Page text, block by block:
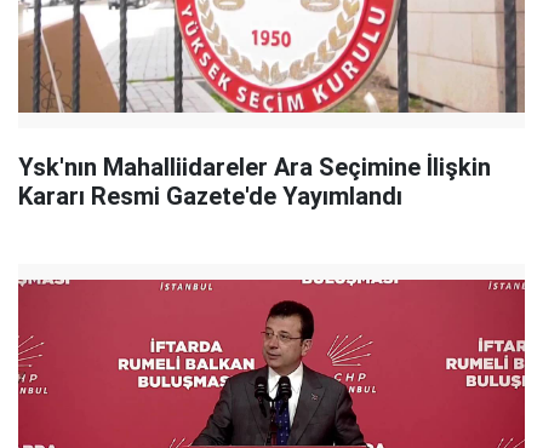
Ysk'nın Mahalliidareler Ara Seçimine İlişkin
Kararı Resmi Gazete'de Yayımlandı